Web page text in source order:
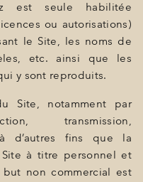
est seule habilitée
ou autorisations)
le Site, les noms de
etc. ainsi que les
y sont reproduits.
Site, notamment par
transmission,
d’autres fins que la
à titre personnel et
non commercial est